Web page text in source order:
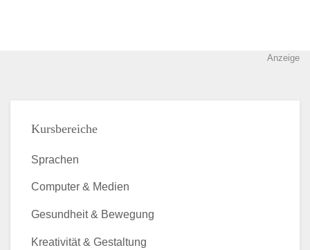
Anzeige
Kursbereiche
Sprachen
Computer & Medien
Gesundheit & Bewegung
Kreativität & Gestaltung